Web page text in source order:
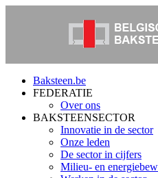
Baksteen.be
FEDERATIE
Over ons
BAKSTEENSECTOR
Innovatie in de sector
Onze leden
De sector in cijfers
Milieu- en